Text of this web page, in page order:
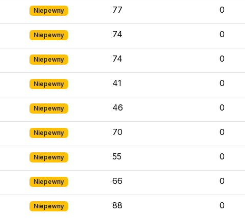
Niepewny 77 0
Niepewny 74 0
Niepewny 74 0
Niepewny 41 0
Niepewny 46 0
Niepewny 70 0
Niepewny 55 0
Niepewny 66 0
Niepewny 88 0